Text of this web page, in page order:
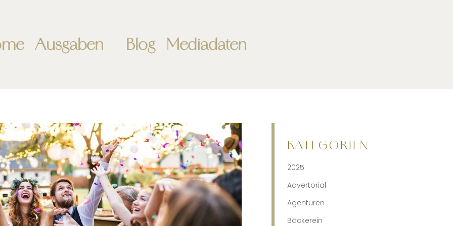
Ausgaben Blog Mediadaten
KATEGORIEN
2025
Advertorial
Agenturen
Bäckerein